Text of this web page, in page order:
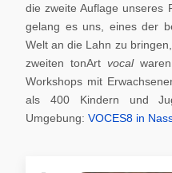
die zweite Auflage unseres
gelang es uns, eines der
Welt an die Lahn zu bringen,
zweiten tonArt vocalwaren
Workshops mit
als 400 Kindern und
Umgebung: VOCES8 in